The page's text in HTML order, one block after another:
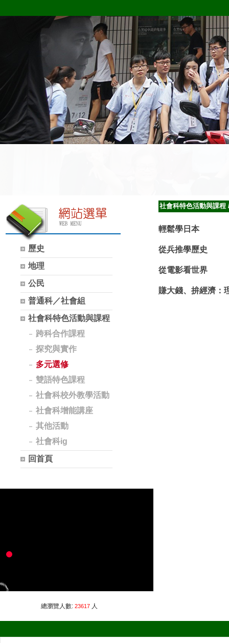
歷史
地理
公民
普通科／社會組
社會科特色活動與課程
跨科合作課程
探究與實作
多元選修
雙語特色課程
社會科校外教學活動
社會科增能講座
其他活動
社會科ig
回首頁
總瀏覽人數: 23617 人
社會科特色活動與課程
輕鬆學日本
從兵推學歷史
從電影看世界
賺大錢、拚經濟：